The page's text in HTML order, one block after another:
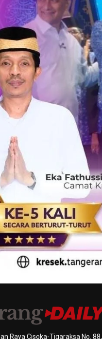
Raya Cisoka-Tigaraksa No. 88,